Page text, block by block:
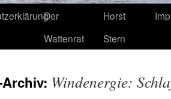
Der
Wattenrat
Horst
Stern
Windenergie: